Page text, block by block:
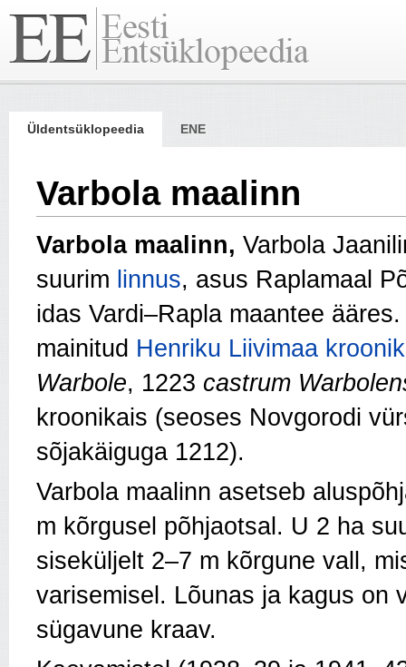
Üldentsüklopeedia ENE
Varbola maalinn
Varbola maalinn, Varbola
suurim linnus, asus Raplamaal
idas Vardi–Rapla maantee
mainitud Henriku Liivimaa
Warbole, 1223 castrum
kroonikais (seoses Novgorodi
sõjakäiguga 1212).
Varbola maalinn asetseb
m kõrgusel põhjaotsal. U 2 ha
siseküljelt 2–7 m kõrgune vall,
varisemisel. Lõunas ja kagus on
sügavune kraav.